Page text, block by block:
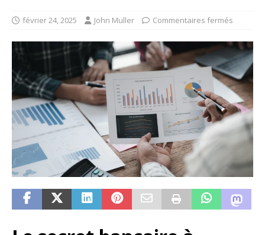
février 24, 2025 John Muller Commentaires fermés